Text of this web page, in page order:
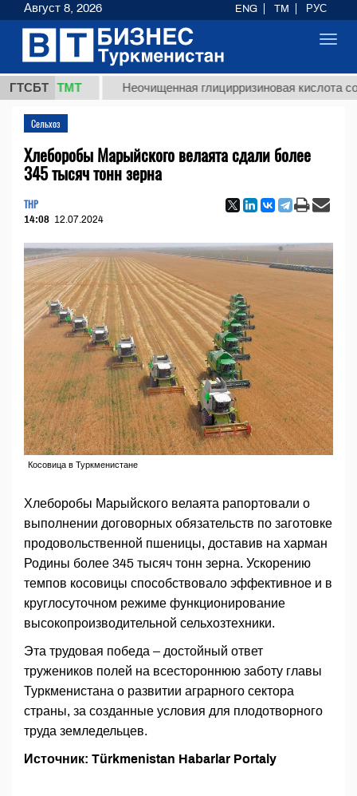
ГТСБТ
ТМТ Неочищенная глицирризиновая кислота
Сельхоз
Хлеборобы Марыйского велаята сдали более
345 тысяч тонн зерна
THP
14:08 12.07.2024
Косовица в Туркменистане
Хлеборобы Марыйского велаята рапортовали о
выполнении договорных обязательств по заготовке
продовольственной пшеницы, доставив на харман
Родины более 345 тысяч тонн зерна. Ускорению
темпов косовицы способствовало эффективное и в
круглосуточном режиме функционирование
высокопроизводительной сельхозтехники.
Эта трудовая победа – достойный ответ
тружеников полей на всестороннюю заботу главы
Туркменистана о развитии аграрного сектора
страны, за созданные условия для плодотворного
труда земледельцев.
Источник: Türkmenistan Habarlar Portaly
Август 8, 2026 ENG TM РУС